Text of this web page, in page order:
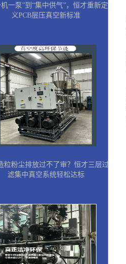
机一泵”到“集中供气”，恒才重新定
义PCB层压真空新标准
粒粉尘排放过不了审？恒才三层过
滤集中真空系统轻松达标